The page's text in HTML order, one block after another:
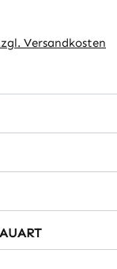
Versandkosten
auswählen